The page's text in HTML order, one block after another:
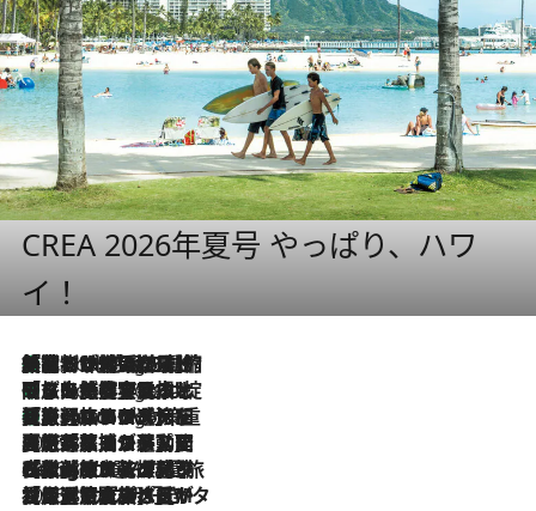
CREA 2026年夏号 やっぱり、ハワ
イ！
9 Hours Ago
「荷物が増えるほど旅ストレスは増す」美容ジャーナリストがたどり着いた最終結論。“化粧品を劇的に減らす”感動の凝縮美容とは
9 Hours Ago
「旅先には金髪ウィッグを持参」日本と同じメイクでは損してる!? 美容ジャーナリストが提案する“掟破りの旅美容”とは
9 Hours Ago
【厳選旅コスメ】「身軽さ＆UV対策重視！」ヘアアーティストshucoが選んだ夏旅ベストコスメを発表【Mサイズジップ】
2026.8.5
【厳選旅コスメ】国内をあちこち移動する河井菜摘が選んだ夏旅ベストコスメ発表！「リラックスアイテムはマスト」【Mサイズジップ】
2026.8.4
【厳選旅コスメ】「紫外線＆乾燥対策しながらメイク感も！」ヘア＆メイクGeorgeが選んだ夏旅ベストコスメを発表！【Mサイズジップ】
2026.8.3
【厳選旅コスメ】「保湿もタイパ重視！」“サウナ好き”タレント清水みさとが愛用する夏旅ベストコスメを発表！【Mサイズジップ】